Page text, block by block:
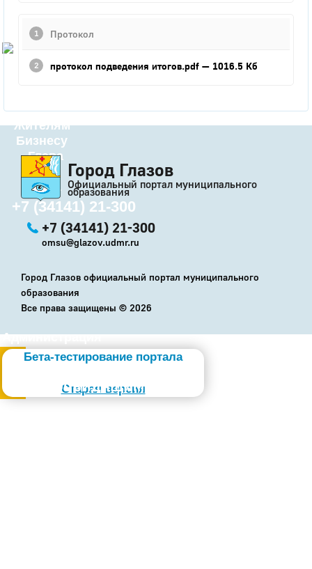
образования
История
Гостям
Жителям
Бизнесу
Глава
КСО
Дума
+7 (34141) 21-300
Администрация
Бета-тестирование портала
Старая версия
Слабовидящим
Протокол
протокол подведения итогов.pdf — 1016.5 Кб
Город Глазов
Официальный портал муниципального
образования
+7 (34141) 21-300
omsu@glazov.udmr.ru
Город Глазов официальный портал муниципального
образования
Все права защищены © 2026